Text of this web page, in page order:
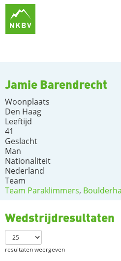
Jamie Barendrecht
Woonplaats
Den Haag
Leeftijd
41
Geslacht
Man
Nationaliteit
Nederland
Team
Team Paraklimmers,
Wedstrijdresultaten
resultaten weergeven